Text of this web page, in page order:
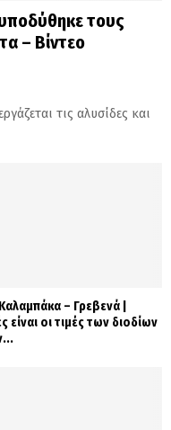
τους
– Βίντεο
τις αλυσίδες και
– Γρεβενά |
είναι οι τιμές των διοδίων